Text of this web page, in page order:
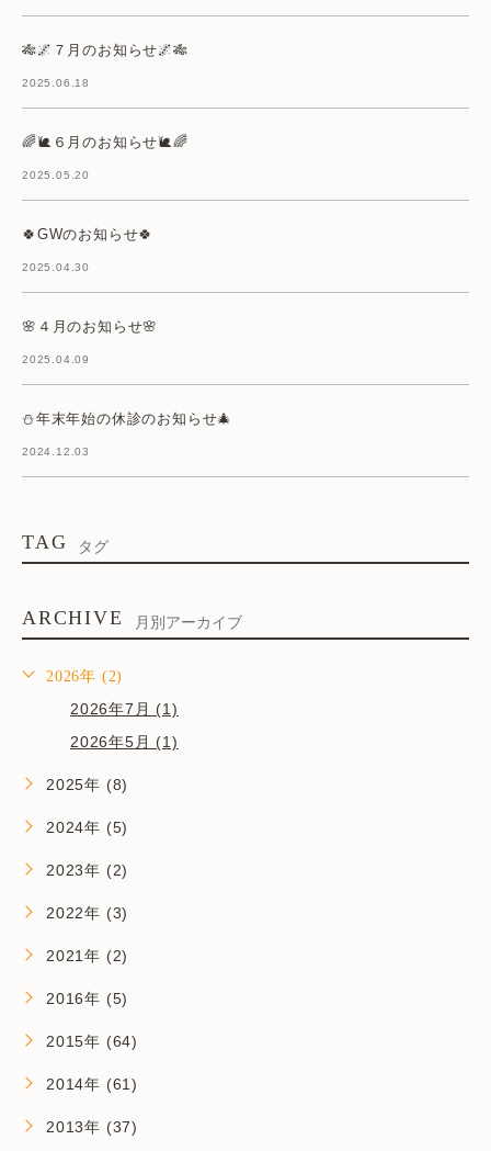
🎋🌌７月のお知らせ🌌🎋
2025.06.18
🌈🐌６月のお知らせ🐌🌈
2025.05.20
🍀GWのお知らせ🍀
2025.04.30
🌸４月のお知らせ🌸
2025.04.09
⛄年末年始の休診のお知らせ🎄
2024.12.03
TAG タグ
ARCHIVE 月別アーカイブ
2026年 (2)
2026年7月 (1)
2026年5月 (1)
2025年 (8)
2024年 (5)
2023年 (2)
2022年 (3)
2021年 (2)
2016年 (5)
2015年 (64)
2014年 (61)
2013年 (37)